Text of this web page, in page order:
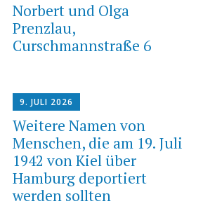
Norbert und Olga
Prenzlau,
Curschmannstraße 6
9. JULI 2026
Weitere Namen von
Menschen, die am 19. Juli
1942 von Kiel über
Hamburg deportiert
werden sollten